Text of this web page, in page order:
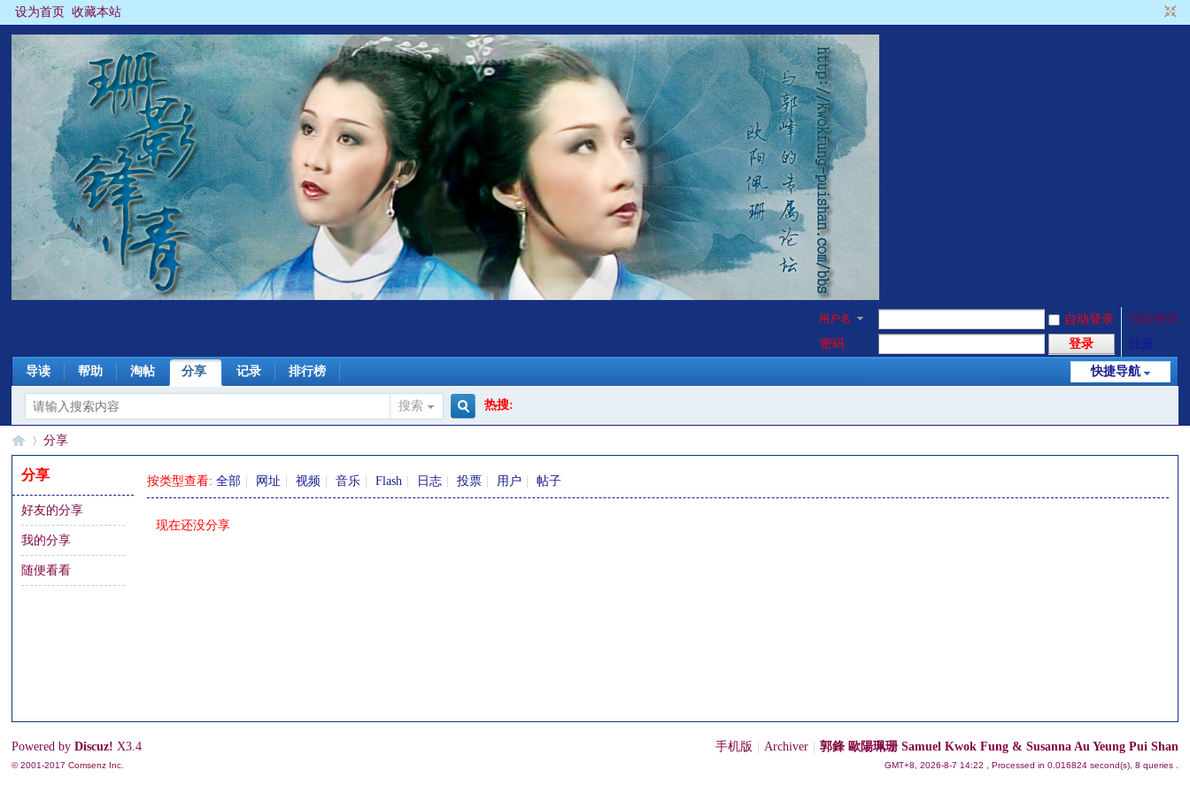
设为首页 收藏本站
用户名 自动登录
找回密码
密码
登录
快捷导航
导读 帮助 淘帖 分享 记录 排行榜
搜索 热搜:
›
分享
分享
好友的分享
我的分享
随便看看
按类型查看:全部 网址 视频 音乐 Flash 日志 投票 用户 帖子
现在还没分享
手机版 Archiver 郭鋒 歐陽珮珊 Samuel Kwok Fung & Susanna Au Yeung Pui Shan
GMT+8, 2026-8-7 14:22 , Processed in 0.016824 second(s), 8 queries .
Powered byDiscuz! X3.4
© 2001-2017Comsenz Inc.